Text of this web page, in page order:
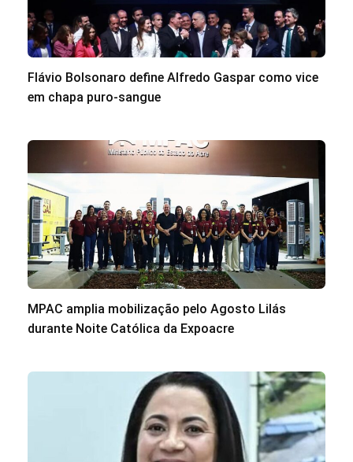
Flávio Bolsonaro define Alfredo Gaspar como vice
em chapa puro-sangue
MPAC amplia mobilização pelo Agosto Lilás
durante Noite Católica da Expoacre